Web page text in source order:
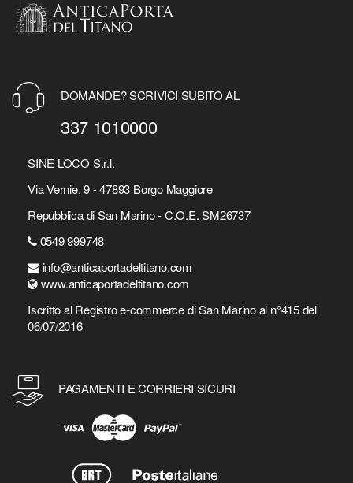
DOMANDE? SCRIVICI SUBITO AL
337 1010000
SINE LOCO S.r.l.
Via Vernie, 9 - 47893 Borgo Maggiore
Repubblica di San Marino - C.O.E. SM26737
0549 999748
info@anticaportadeltitano.com
www.anticaportadeltitano.com
Iscritto al Registro e-commerce di San Marino al n°415 del
06/07/2016
PAGAMENTI E CORRIERI SICURI